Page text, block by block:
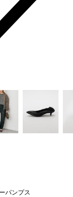
パンプス